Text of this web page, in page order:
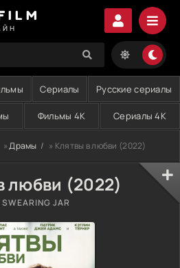
Сериалы Русские сериалы
Фильмы 4K Сериалы 4K
»Драмы » Клятвы в любви (2022)
любви (2022)
JAR